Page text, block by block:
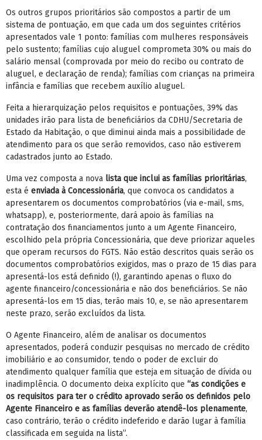
Os outros grupos prioritários são compostos a partir de um
sistema de pontuação, em que cada um dos seguintes critérios
apresentados vale 1 ponto: famílias com mulheres responsáveis
pelo sustento; famílias cujo aluguel comprometa 30% ou mais do
salário mensal (comprovada por meio do recibo ou contrato de
aluguel, e declaração de renda); famílias com crianças na primeira
infância e famílias que recebem auxílio aluguel.
Feita a hierarquização pelos requisitos e pontuações, 39% das
unidades irão para lista de beneficiários da CDHU/Secretaria de
Estado da Habitação, o que diminui ainda mais a possibilidade de
atendimento para os que serão removidos, caso não estiverem
cadastrados junto ao Estado.
Uma vez composta a nova lista que inclui as famílias prioritárias,
esta é enviada à Concessionária, que convoca os candidatos a
apresentarem os documentos comprobatórios (via e-mail, sms,
whatsapp), e, posteriormente, dará apoio às famílias na
contratação dos financiamentos junto a um Agente Financeiro,
escolhido pela própria Concessionária, que deve priorizar aqueles
que operam recursos do FGTS. Não estão descritos quais serão os
documentos comprobatórios exigidos, mas o prazo de 15 dias para
apresentá-los está definido (!), garantindo apenas o fluxo do
agente financeiro/concessionária e não dos beneficiários. Se não
apresentá-los em 15 dias, terão mais 10, e, se não apresentarem
neste prazo, serão excluídos da lista.
O Agente Financeiro, além de analisar os documentos
apresentados, poderá conduzir pesquisas no mercado de crédito
imobiliário e ao consumidor, tendo o poder de excluir do
atendimento qualquer família que esteja em situação de dívida ou
inadimplência. O documento deixa explícito que “as condições e
os requisitos para ter o crédito aprovado serão os definidos pelo
Agente Financeiro e as famílias deverão atendê-los plenamente,
caso contrário, terão o crédito indeferido e darão lugar à família
classificada em seguida na lista”.